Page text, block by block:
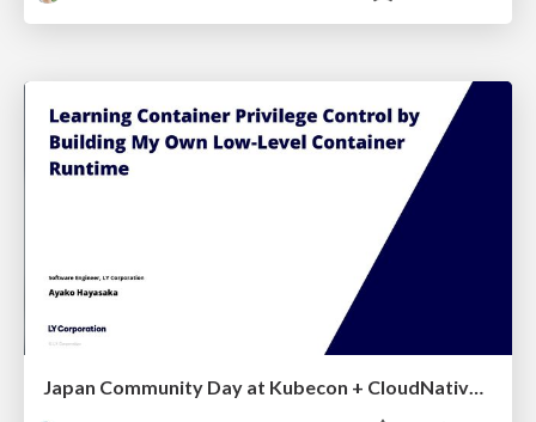
Japan Community Day at Kubecon + CloudNativeCon Japan 2026: Learning Container Privilege Control by Building My Own Low-Level Container Runtime